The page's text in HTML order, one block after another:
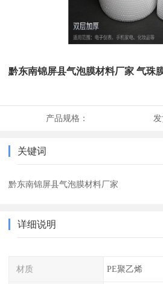
黔东南锦屏县气泡膜材料厂家 气珠
产品规格：
关键词
黔东南锦屏县气泡膜材料厂家
详细说明
材质 PE聚乙烯